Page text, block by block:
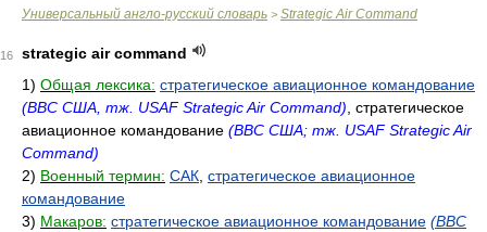
Универсальный англо-русский словарь > Strategic Air Command
16
strategic air command
1) Общая лексика: стратегическое авиационное командование
(ВВС США, тж. USAF Strategic Air Command) , стратегическое
авиационное командование (ВВС США; тж. USAF Strategic Air
Command)
2) Военный термин: САК стратегическое авиационное
командование
3) Макаров: стратегическое авиационное командование (ВВС